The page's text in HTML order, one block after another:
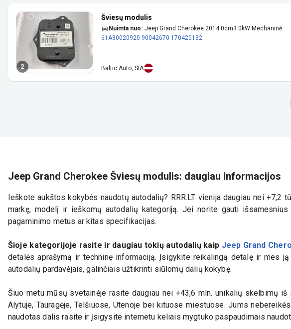
2
Šviesų modulis
Nuimta nuo: Jeep Grand Cherokee 2014 0cm3 0kW Mechaninė
61A30020920 90042670 170420132
Baltic Auto, SIA
Jeep Grand Cherokee Šviesų modulis: daugiau informacijos
Ieškote aukštos kokybės naudotų autodalių? RRR.LT vienija daugiau nei
markę, modelį ir ieškomų autodalių kategoriją. Jei norite gauti
pagaminimo metus ar kitas specifikacijas.
Šioje kategorijoje rasite ir daugiau tokių autodalių kaip Jeep Grand
detalės aprašymą ir techninę informaciją. Įsigykite reikalingą detalę ir mes
autodalių pardavėjais, galinčiais užtikrinti siūlomų dalių kokybę.
Šiuo metu mūsų svetainėje rasite daugiau nei +43,6 mln. unikalių skelbimų iš
Alytuje, Tauragėje, Telšiuose, Utenoje bei kituose miestuose. Jums
naudotas dalis rasite ir įsigysite internetu keliais mygtuko paspaudimais